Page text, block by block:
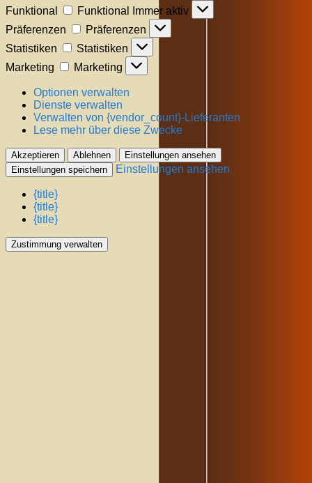
Funktional
Funktional
Immer aktiv
Präferenzen
Präferenzen
Statistiken
Statistiken
Marketing
Marketing
Optionen verwalten
Dienste verwalten
Verwalten von {vendor_count}-Lieferanten
Lese mehr über diese Zwecke
Akzeptieren Ablehnen
Einstellungen ansehen
Einstellungen speichern
Einstellungen ansehen
{title}
{title}
{title}
Zustimmung verwalten